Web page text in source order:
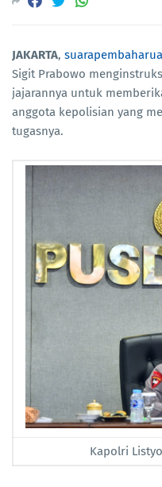
JAKARTA,
Sigit Prabowo
jajarannya untuk
anggota kepolisian yang
tugasnya.
Kapolri